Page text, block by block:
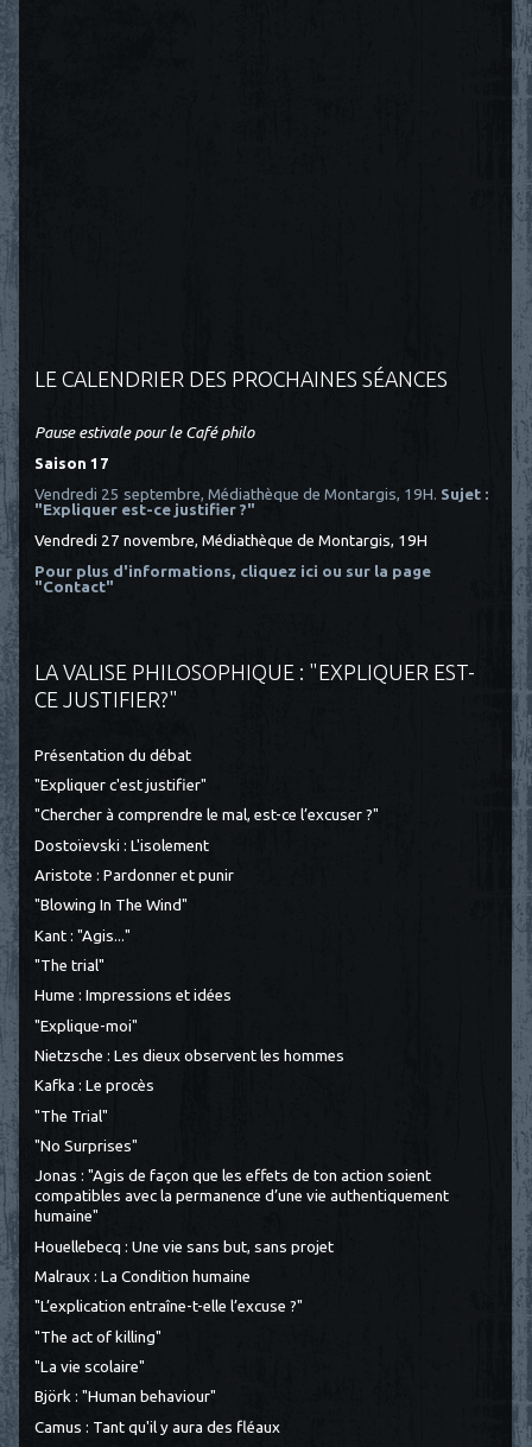
LE CALENDRIER DES PROCHAINES SÉANCES
Pause estivale pour le Café philo
Saison 17
Vendredi 25 septembre, Médiathèque de Montargis, 19H. Sujet :
"Expliquer est-ce justifier ?"
Vendredi 27 novembre, Médiathèque de Montargis, 19H
Pour plus d'informations, cliquez ici ou sur la page
"Contact"
LA VALISE PHILOSOPHIQUE : "EXPLIQUER EST-
CE JUSTIFIER?"
Présentation du débat
"Expliquer c'est justifier"
"Chercher à comprendre le mal, est-ce l’excuser ?"
Dostoïevski : L'isolement
Aristote : Pardonner et punir
"Blowing In The Wind"
Kant : "Agis..."
"The trial"
Hume : Impressions et idées
"Explique-moi"
Nietzsche : Les dieux observent les hommes
Kafka : Le procès
"The Trial"
"No Surprises"
Jonas : "Agis de façon que les effets de ton action soient
compatibles avec la permanence d’une vie authentiquement
humaine"
Houellebecq : Une vie sans but, sans projet
Malraux : La Condition humaine
"L’explication entraîne-t-elle l’excuse ?"
"The act of killing"
"La vie scolaire"
Björk : "Human behaviour"
Camus : Tant qu'il y aura des fléaux